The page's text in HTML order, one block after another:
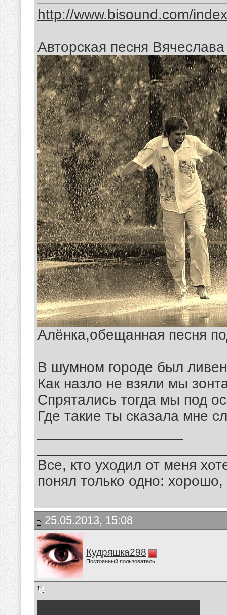
http://www.bisound.com/
Авторская песня
Алёнка,обещанная песня
В шумном городе был
Как назло не взяли мы
Спрятались тогда мы под
Где такие ты сказала мне
Все, кто уходил от меня
понял только одно:
25.05.2013, 15:08
Кудряшка298
Постоянный пользователь